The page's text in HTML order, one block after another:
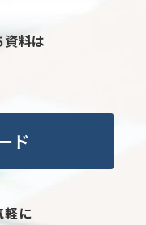
料は
ド
軽に